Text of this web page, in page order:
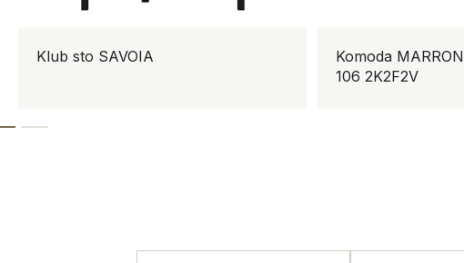
Klub sto SAVOIA
Komoda MARRON
106 2K2F2V